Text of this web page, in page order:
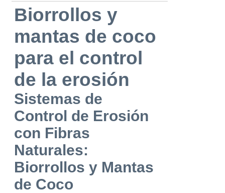
Biorrollos y
mantas de coco
para el control
de la erosión
Sistemas de
Control de Erosión
con Fibras
Naturales:
Biorrollos y Mantas
de Coco